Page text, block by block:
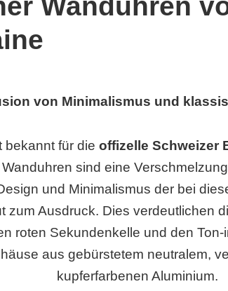
Wanduhren
von Minimalismus und
bekannt für dieoffizelle Schweizer
sind eine
und Minimalismus der bei
zum Ausdruck. Dies verdeutlichen
roten Sekundenkelle und den Ton-
aus gebürstetem neutralem,
kupferfarbenen Aluminium.